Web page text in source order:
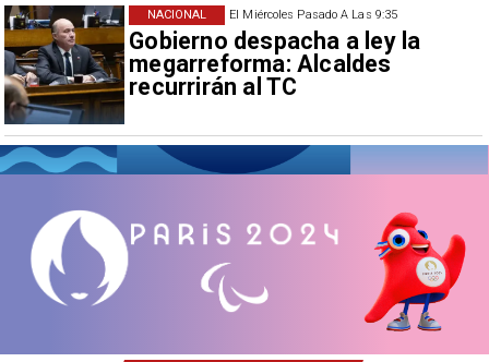
El Miércoles Pasado A Las 9:35
Gobierno despacha a ley la
megarreforma: Alcaldes
recurrirán al TC
NACIONAL